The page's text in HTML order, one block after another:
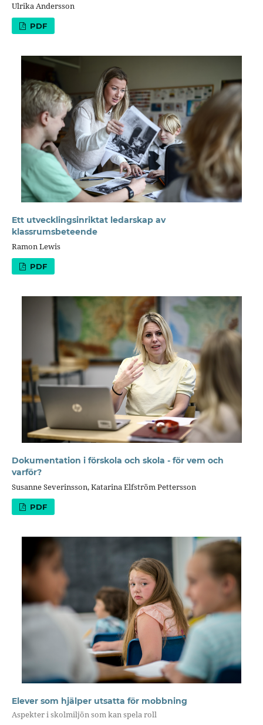
Ulrika Andersson
PDF
Ett utvecklingsinriktat ledarskap av
klassrumsbeteende
Ramon Lewis
PDF
Dokumentation i förskola och skola - för vem och
varför?
Susanne Severinsson, Katarina Elfström Pettersson
PDF
Elever som hjälper utsatta för mobbning
Aspekter i skolmiljön som kan spela roll